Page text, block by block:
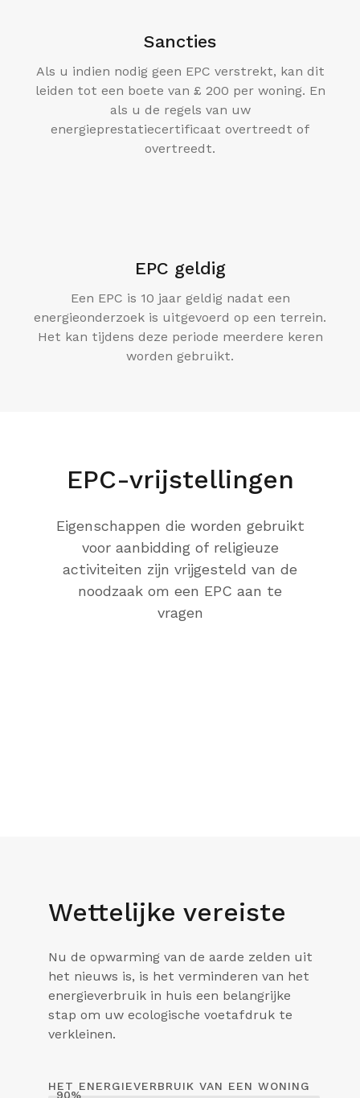
Sancties
Als u indien nodig geen EPC verstrekt, kan dit
leiden tot een boete van £ 200 per woning. En
als u de regels van uw
energieprestatiecertificaat overtreedt of
overtreedt.
EPC geldig
Een EPC is 10 jaar geldig nadat een
energieonderzoek is uitgevoerd op een terrein.
Het kan tijdens deze periode meerdere keren
worden gebruikt.
EPC-vrijstellingen
Eigenschappen die worden gebruikt
voor aanbidding of religieuze
activiteiten zijn vrijgesteld van de
noodzaak om een EPC aan te
vragen
Wettelijke vereiste
Nu de opwarming van de aarde zelden uit
het nieuws is, is het verminderen van het
energieverbruik in huis een belangrijke
stap om uw ecologische voetafdruk te
verkleinen.
HET ENERGIEVERBRUIK VAN EEN WONING
90%